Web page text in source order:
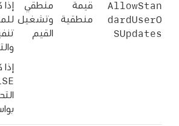
AllowStan
dardUserO
SUpdates
قيمة
منطقية
منطقي
وتشغيل
القيم